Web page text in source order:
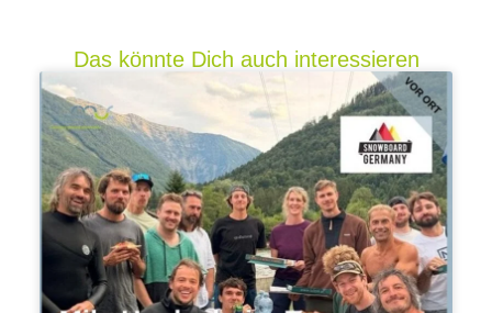
Das könnte Dich auch interessieren